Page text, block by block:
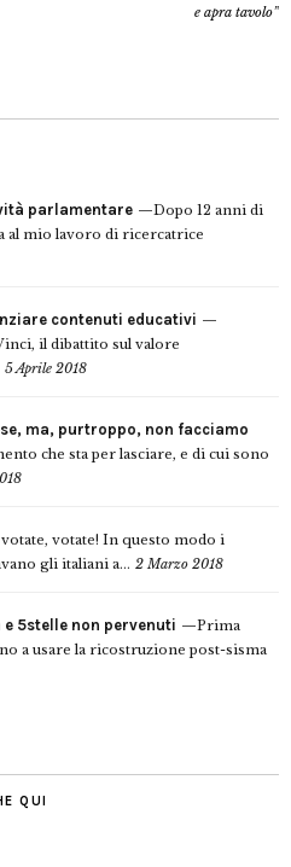
e apra tavolo”
parlamentare
Dopo 12 anni di
al mio lavoro di ricercatrice
contenuti educativi
il dibattito sul valore
5 Aprile 2018
ma, purtroppo, non facciamo
che sta per lasciare, e di cui sono
votate, votate! In questo modo i
gli italiani a... 2 Marzo 2018
5stelle non pervenuti
Prima
a usare la ricostruzione post-sisma
QUI